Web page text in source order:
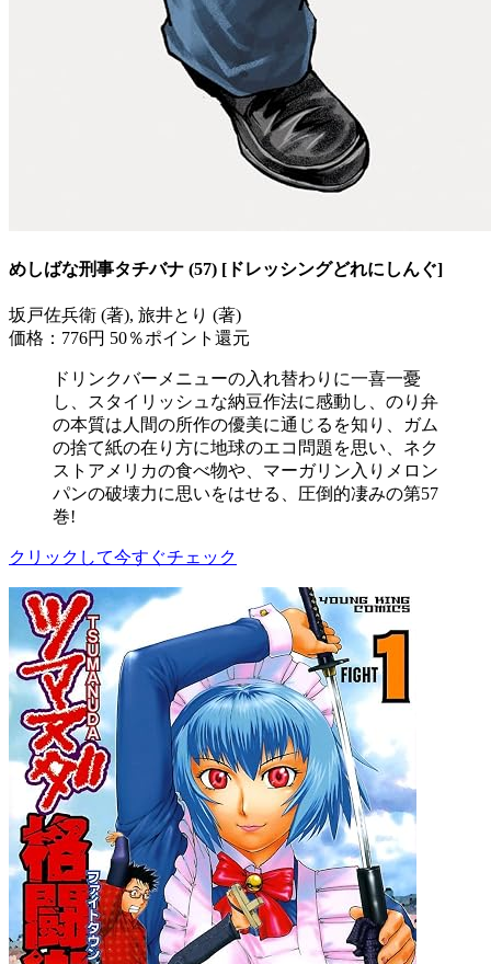
めしばな刑事タチバナ (57) [ドレッシングどれにしんぐ]
坂戸佐兵衛 (著), 旅井とり (著)
価格：776円 50％ポイント還元
ドリンクバーメニューの入れ替わりに一喜一憂
し、スタイリッシュな納豆作法に感動し、のり弁
の本質は人間の所作の優美に通じるを知り、ガム
の捨て紙の在り方に地球のエコ問題を思い、ネク
ストアメリカの食べ物や、マーガリン入りメロン
パンの破壊力に思いをはせる、圧倒的凄みの第57
巻!
クリックして今すぐチェック